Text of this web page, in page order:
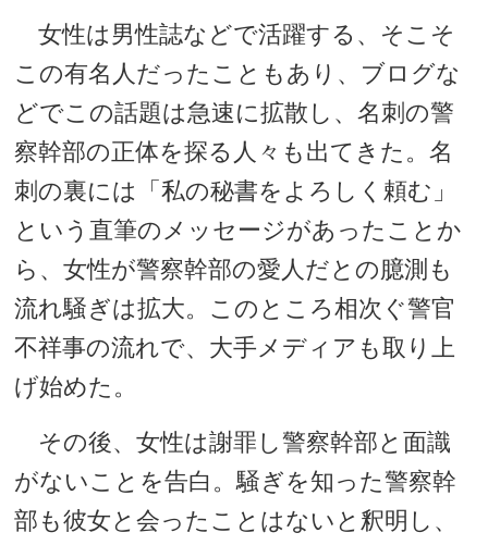
女性は男性誌などで活躍する、そこそ
この有名人だったこともあり、ブログな
どでこの話題は急速に拡散し、名刺の警
察幹部の正体を探る人々も出てきた。名
刺の裏には「私の秘書をよろしく頼む」
という直筆のメッセージがあったことか
ら、女性が警察幹部の愛人だとの臆測も
流れ騒ぎは拡大。このところ相次ぐ警官
不祥事の流れで、大手メディアも取り上
げ始めた。
その後、女性は謝罪し警察幹部と面識
がないことを告白。騒ぎを知った警察幹
部も彼女と会ったことはないと釈明し、